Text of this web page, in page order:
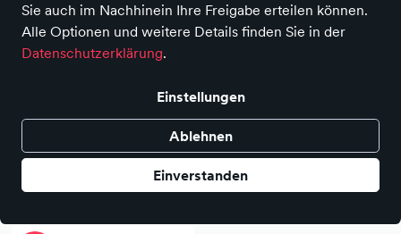
Sie auch im Nachhinein Ihre Freigabe erteilen können.
Alle Optionen und weitere Details finden Sie in der
Datenschutzerklärung.
Einstellungen
Ablehnen
Einverstanden
LAND
Voile Blanche
BETH
99,90 €